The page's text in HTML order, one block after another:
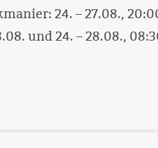
24. – 27.08.,
und 24. – 28.08.,